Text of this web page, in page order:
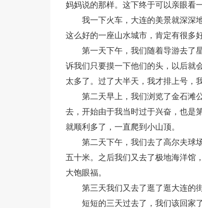
妈妈说的那样。这下终于可以亲眼看
我一下火车，大连的美景就深深
这么好的一座山水城市，肯定有很多
第一天下午，我们随着导游去了
诉我们只要摸一下他们的头，以后就
太多了。过了大半天，我才排上号，
第二天早上，我们浏览了金石滩
去，开始由于我当时过于兴奋，也是
就顺利多了，一直爬到小山顶。
第二天下午，我们去了高尔夫球
五十米。之后我们又去了极地海洋馆
大饱眼福。
第三天我们又去了逛了逛大连的
短短的三天过去了，我们该回家